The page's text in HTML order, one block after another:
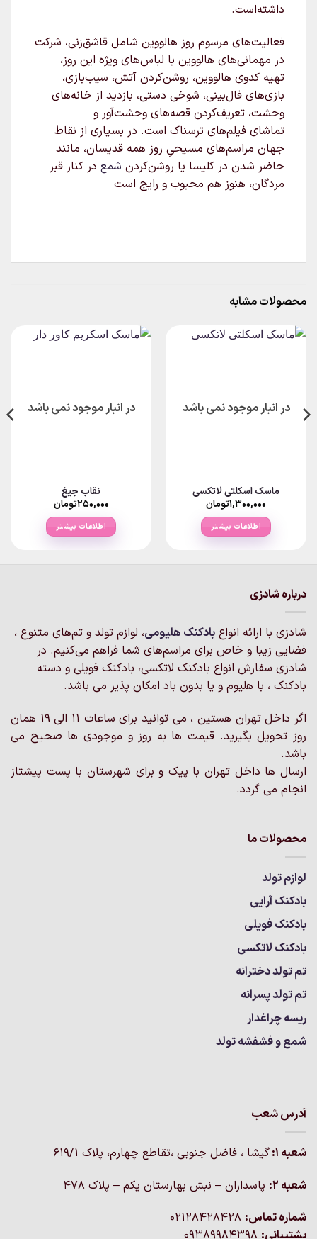
داشته‌است.
فعالیت‌های مرسوم روز هالووین شامل قاشق‌زنی، شرکت
در مهمانی‌های هالووین با لباس‌های ویژه این روز،
تهیه کدوی هالووین، روشن‌کردن آتش، سیب‌بازی،
بازی‌های فال‌بینی، شوخی دستی، بازدید از خانه‌های
وحشت، تعریف‌کردن قصه‌های وحشت‌آور و
تماشای فیلم‌های ترسناک است. در بسیاری از نقاط
جهان مراسم‌های مسیحیِ روز همه قدیسان، مانند
حاضر شدن در کلیسا یا روشن‌کردن شمع در کنار قبر
مردگان، هنوز هم محبوب و رایج است
محصولات مشابه
در انبار موجود نمی باشد
ماسک اسکلتی لاتکسی
۱,۳۰۰,۰۰۰تومان
اطلاعات بیشتر
در انبار موجود نمی باشد
نقاب جیغ
۲۵۰,۰۰۰تومان
اطلاعات بیشتر
درباره شادزی
شادزی با ارائه انواع بادکنک‌ هلیومی، لوازم تولد و تم‌های متنوع ،
فضایی زیبا و خاص برای مراسم‌های شما فراهم می‌کنیم. در
شادزی سفارش انواع بادکنک لاتکسی، بادکنک فویلی و دسته
بادکنک ، با هلیوم و یا بدون باد امکان پذیر می باشد.
اگر داخل تهران هستین ، می توانید برای ساعات 11 الی 19 همان
روز تحویل بگیرید. قیمت ها به روز و موجودی ها صحیح می
باشد.
ارسال ها داخل تهران با پیک و برای شهرستان با پست پیشتاز
انجام می گردد.
محصولات ما
لوازم تولد
بادکنک آرایی
بادکنک فویلی
بادکنک لاتکسی
تم تولد دخترانه
تم تولد پسرانه
ریسه چراغدار
شمع و فشفشه تولد
آدرس شعب
شعبه 1:
گيشا ، فاضل جنوبی ،تقاطع چهارم، پلاک 619/1
شعبه 2:
پاسداران – نبش بهارستان یکم – پلاک ۴۷۸
شماره تماس: